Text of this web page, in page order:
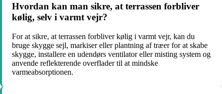
Hvordan kan man sikre, at terrassen forbliver
kølig, selv i varmt vejr?
For at sikre, at terrassen forbliver kølig i varmt vejr, kan du
bruge skygge sejl, markiser eller plantning af træer for at skabe
skygge, installere en udendørs ventilator eller misting system og
anvende reflekterende overflader til at mindske
varmeabsorptionen.